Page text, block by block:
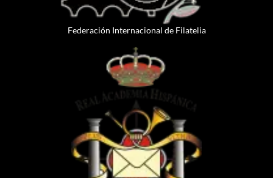
Federación Internacional de Filatelia